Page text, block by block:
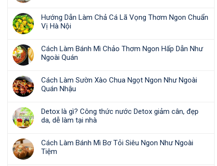
Hướng Dẫn Làm Chả Cá Lã Vọng Thơm Ngon Chuẩn
Vị Hà Nội
Cách Làm Bánh Mì Chảo Thơm Ngon Hấp Dẫn Như
Ngoài Quán
Cách Làm Sườn Xào Chua Ngọt Ngon Như Ngoài
Quán Nhậu
Detox là gì? Công thức nước Detox giảm cân, đẹp
da, dễ làm tại nhà
Cách Làm Bánh Mì Bơ Tỏi Siêu Ngon Như Ngoài
Tiệm